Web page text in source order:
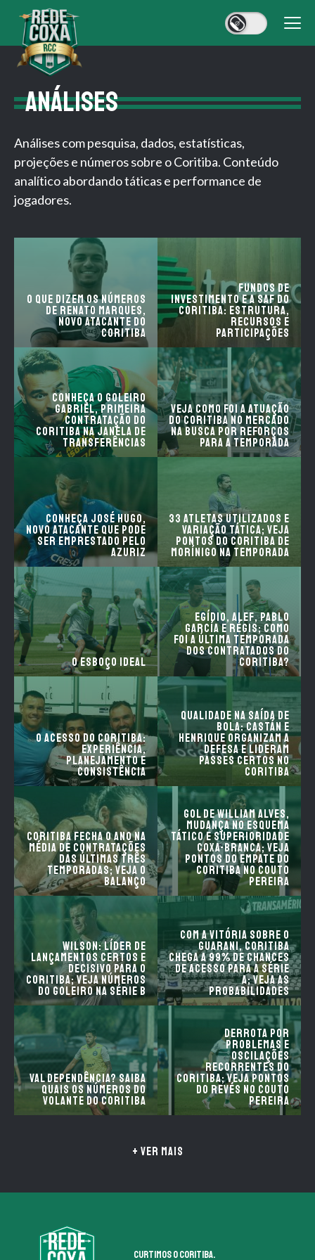
ANÁLISES
Análises com pesquisa, dados, estatísticas,
projeções e números sobre o Coritiba. Conteúdo
analítico abordando táticas e performance de
jogadores.
O que dizem os números
de Renato Marques,
novo atacante do
Coritiba
Fundos de
Investimento e a SAF do
Coritiba: Estrutura,
Recursos e
Participações
Conheça o goleiro
Gabriel, primeira
contratação do
Coritiba na janela de
transferências
Veja como foi a atuação
do Coritiba no mercado
na busca por reforços
para a temporada
Conheça José Hugo,
novo atacante que pode
ser emprestado pelo
Azuriz
33 atletas utilizados e
variação tática; veja
pontos do Coritiba de
Morínigo na temporada
O esboço ideal
Egídio, Alef, Pablo
García e Régis; como
foi a última temporada
dos contratados do
Coritiba?
O acesso do Coritiba:
experiência,
planejamento e
consistência
Qualidade na saída de
bola: Castán e
Henrique organizam a
defesa e lideram
passes certos no
Coritiba
Coritiba fecha o ano na
média de contratações
das últimas três
temporadas; veja o
balanço
Gol de William Alves,
mudança no esquema
tático e superioridade
Coxa-Branca; veja
pontos do empate do
Coritiba no Couto
Pereira
Wilson: líder de
lançamentos certos e
decisivo para o
Coritiba; veja números
do goleiro na Série B
Com a vitória sobre o
Guarani, Coritiba
chega a 99% de chances
de acesso para a Série
A; veja as
probabilidades
Val dependência? Saiba
quais os números do
volante do Coritiba
Derrota por
problemas e
oscilações
recorrentes do
Coritiba; veja pontos
do revés no Couto
Pereira
+ VER MAIS
Curtimos o coritiba.